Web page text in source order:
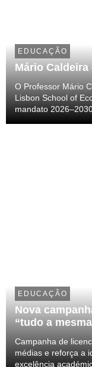
EDUCAÇÃO
Mário
O Professor Mário
Lisbon School of
mandato
EDUCAÇÃO
Nova
“tudo a
Campanha de
médias e reforça a
excelência